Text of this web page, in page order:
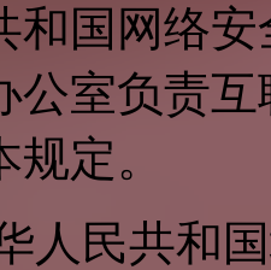
和国网络
公室负责
定。
人民共和